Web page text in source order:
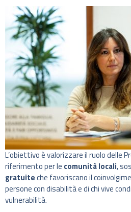
L’obiettivo è valorizzare il ruolo delle
riferimento per le comunità locali,
gratuiteche favoriscano il
persone con disabilità e di chi vive
vulnerabilità.